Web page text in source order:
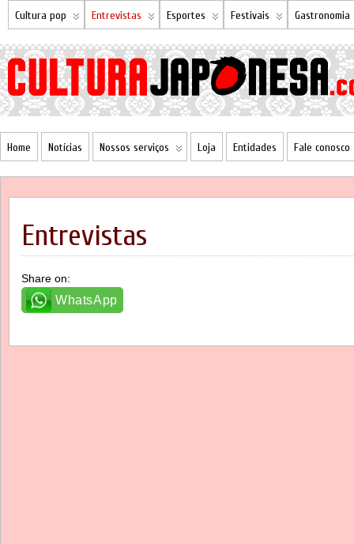
Cultura pop Entrevistas Esportes Festivais Gastronomia
Home Notícias Nossos serviços Loja Entidades Fale conosco
Entrevistas
Share on:
WhatsApp